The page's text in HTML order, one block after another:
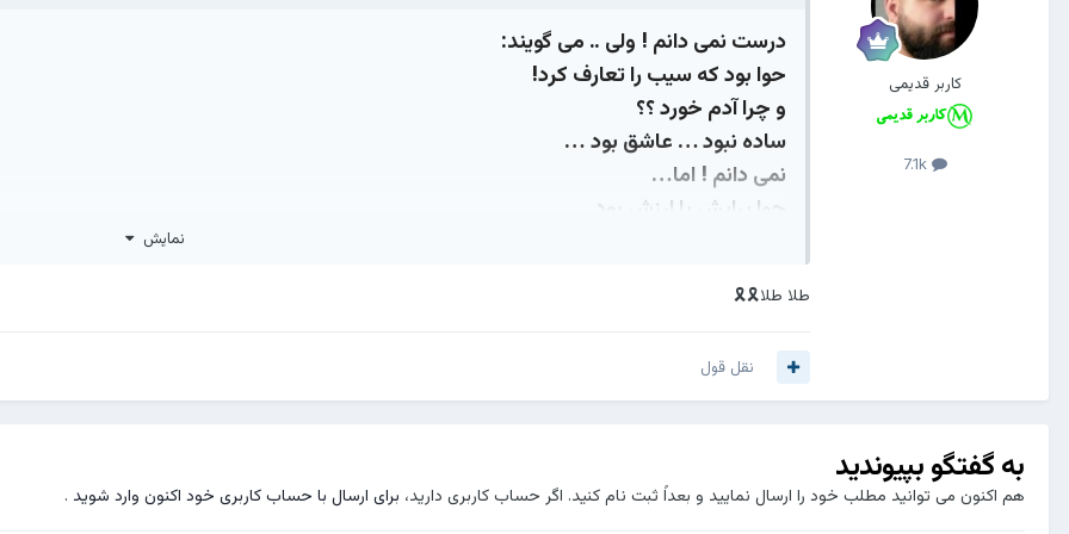
کاربر قدیمی
7.1k
درست نمی دانم ! ولی .. می گویند:
حوا بود که سیب را تعارف کرد!
و چرا آدم خورد ؟؟
ساده نبود … عاشق بود …
نمی دانم ! اما…
حوا برایش با ارزش بود .
نمایش
طلا طلا🎗🎗
نقل قول
به گفتگو بپیوندید
هم اکنون می توانید مطلب خود را ارسال نمایید و بعداً ثبت نام کنید. اگر حساب کاربری دارید، برای ارسال با حساب کاربری خود اکنون وارد شوید .